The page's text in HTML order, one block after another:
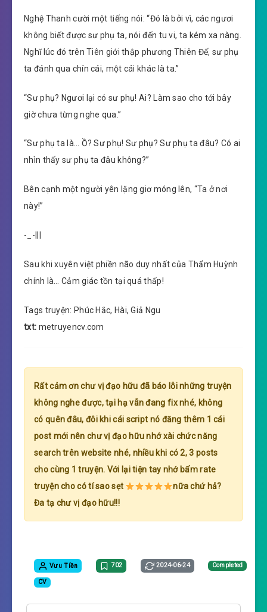
Nghệ Thanh cười một tiếng nói: “Đó là bởi vì, các ngươi
không biết được sư phụ ta, nói đến tu vi, ta kém xa nàng.
Nghĩ lúc đó trên Tiên giới thập phương Thiên Đế, sư phụ
ta đánh qua chín cái, một cái khác là ta.”
“Sư phụ? Ngươi lại có sư phụ! Ai? Làm sao cho tới bây
giờ chưa từng nghe qua.”
“Sư phụ ta là… Ồ? Sư phụ! Sư phụ? Sư phụ ta đâu? Có ai
nhìn thấy sư phụ ta đâu không?”
Bên cạnh một người yên lặng giơ móng lên, “Ta ở nơi
này!”
-_-|||
Sau khi xuyên việt phiền não duy nhất của Thẩm Huỳnh
chính là… Cảm giác tồn tại quá thấp!
Tags truyện: Phúc Hắc, Hài, Giả Ngu
txt: metruyencv.com
Rất cảm ơn chư vị đạo hữu đã báo lỗi những truyện
không nghe được, tại hạ vẫn đang fix nhé, không
có quên đâu, đôi khi cái script nó đăng thêm 1 cái
post mới nên chư vị đạo hữu nhớ xài chức năng
search trên website nhé, nhiều khi có 2, 3 posts
cho cùng 1 truyện. Với lại tiện tay nhớ bấm rate
truyện cho có tí sao sẹt
nữa chứ hả?
Đa tạ chư vị đạo hữu!!!
Vưu Tiền 702 2024-06-24 Completed
CV